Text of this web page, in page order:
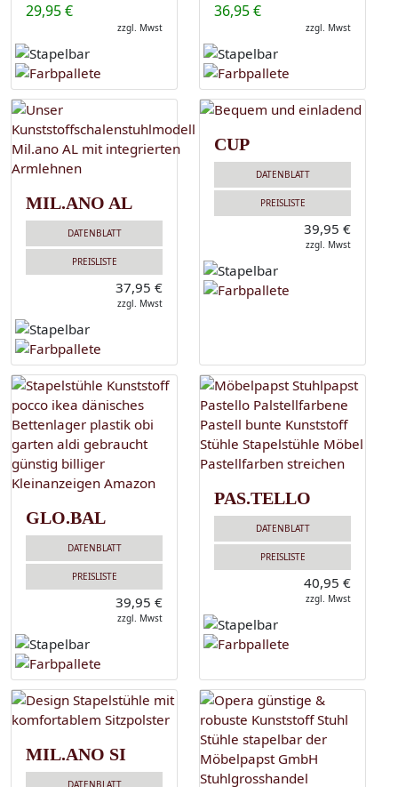
29,95 €
zzgl. Mwst
36,95 €
zzgl. Mwst
MIL.ANO AL
DATENBLATT
PREISLISTE
37,95 €
zzgl. Mwst
CUP
DATENBLATT
PREISLISTE
39,95 €
zzgl. Mwst
GLO.BAL
DATENBLATT
PREISLISTE
39,95 €
zzgl. Mwst
PAS.TELLO
DATENBLATT
PREISLISTE
40,95 €
zzgl. Mwst
MIL.ANO SI
DATENBLATT